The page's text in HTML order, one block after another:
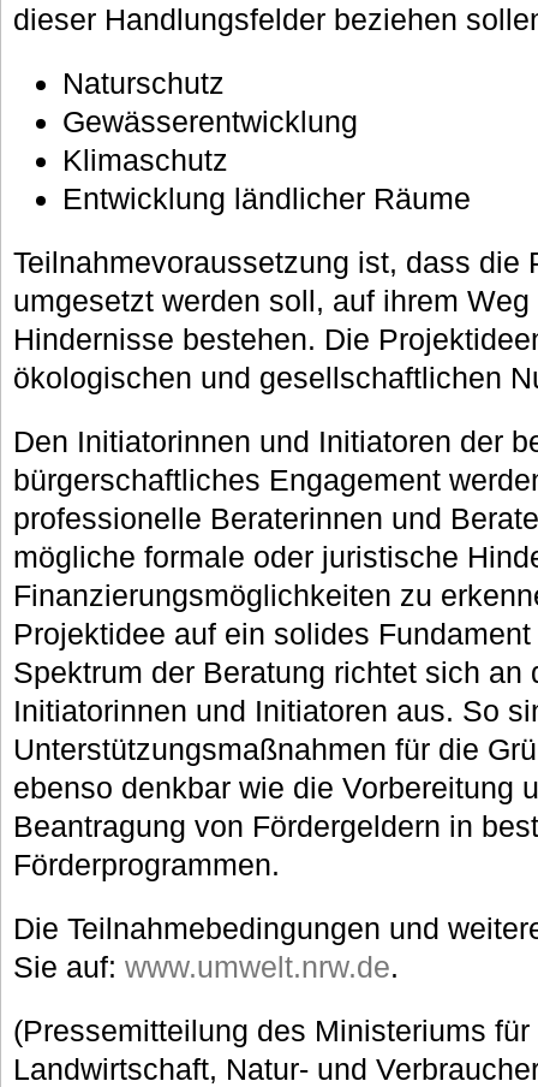
dieser Handlungsfelder beziehen
Naturschutz
Gewässerentwicklung
Klimaschutz
Entwicklung ländlicher Räume
Teilnahmevoraussetzung ist, dass die
umgesetzt werden soll, auf ihrem
Hindernisse bestehen. Die
ökologischen und gesellschaftlichen
Den Initiatorinnen und Initiatoren der
bürgerschaftliches Engagement
professionelle Beraterinnen und
mögliche formale oder juristische
Finanzierungsmöglichkeiten zu
Projektidee auf ein solides
Spektrum der Beratung richtet sich an
Initiatorinnen und Initiatoren aus. So
Unterstützungsmaßnahmen für die
ebenso denkbar wie die Vorbereitung
Beantragung von Fördergeldern in
Förderprogrammen.
Die Teilnahmebedingungen und
Sie auf: www.umwelt.nrw.de.
(Pressemitteilung des Ministeriums
Landwirtschaft, Natur- und